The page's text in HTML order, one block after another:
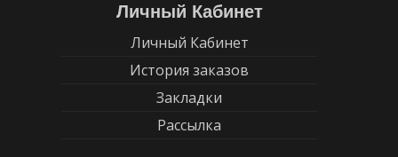
Личный Кабинет
Личный Кабинет
История заказов
Закладки
Рассылка